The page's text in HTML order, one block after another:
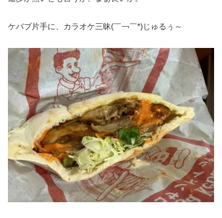
ケバブ片手に、カラオケ三昧(￣￢￣*)じゅるぅ～